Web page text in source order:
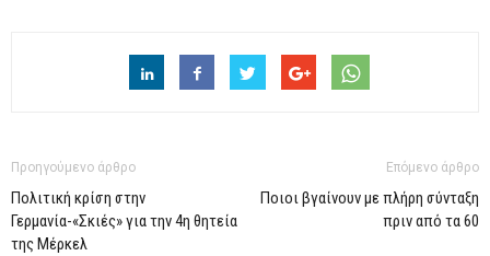
Προηγούμενο άρθρο
Πολιτική κρίση στην
Γερμανία-«Σκιές» για την 4η θητεία
της Μέρκελ
Επόμενο άρθρο
Ποιοι βγαίνουν με πλήρη σύνταξη
πριν από τα 60